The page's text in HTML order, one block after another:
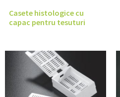
Casete histologice cu
capac pentru tesuturi